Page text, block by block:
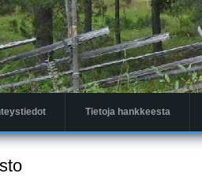
Tietoja hankkeesta